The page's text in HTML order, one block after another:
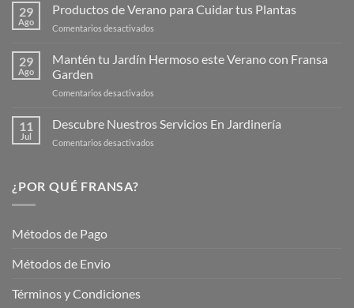
Nueva
de
29
Ago
Productos de Verano para Cuidar tus Plantas
Comentarios desactivados
de
Verano
Plantas
29
Ago
Mantén tu Jardín Hermoso este Verano con Fransa
Garden
Comentarios desactivados
tu
Jardín
11
Jul
Descubre Nuestros Servicios En Jardinería
Comentarios desactivados
¿POR QUÉ FRANSA?
Métodos de Pago
Métodos de Envio
Términos y Condiciones